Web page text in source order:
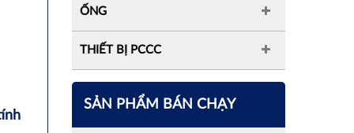
ỐNG
THIẾT BỊ PCCC
SẢN PHẨM BÁN CHẠY